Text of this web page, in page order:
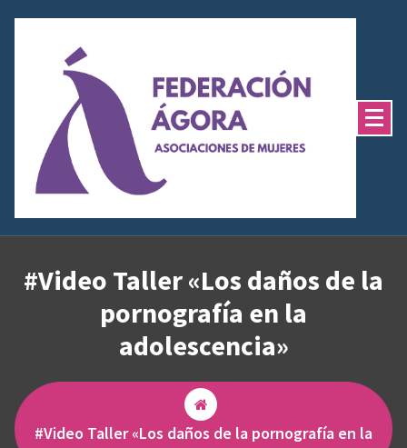
#Video Taller «Los daños de la
pornografía en la
adolescencia»
#Video Taller «Los daños de la pornografía en la